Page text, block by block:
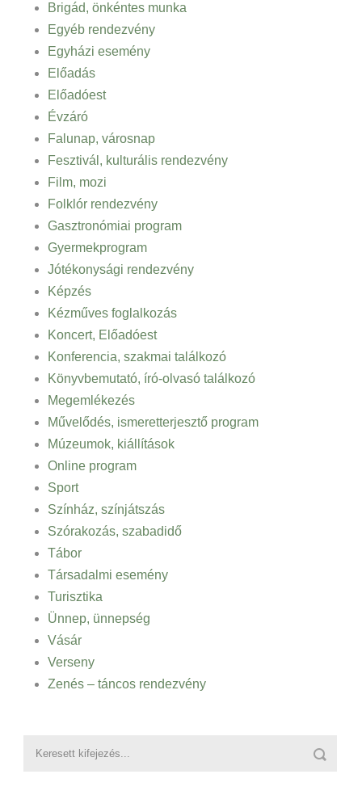
Brigád, önkéntes munka
Egyéb rendezvény
Egyházi esemény
Előadás
Előadóest
Évzáró
Falunap, városnap
Fesztivál, kulturális rendezvény
Film, mozi
Folklór rendezvény
Gasztronómiai program
Gyermekprogram
Jótékonysági rendezvény
Képzés
Kézműves foglalkozás
Koncert, Előadóest
Konferencia, szakmai találkozó
Könyvbemutató, író-olvasó találkozó
Megemlékezés
Művelődés, ismeretterjesztő program
Múzeumok, kiállítások
Online program
Sport
Színház, színjátszás
Szórakozás, szabadidő
Tábor
Társadalmi esemény
Turisztika
Ünnep, ünnepség
Vásár
Verseny
Zenés – táncos rendezvény